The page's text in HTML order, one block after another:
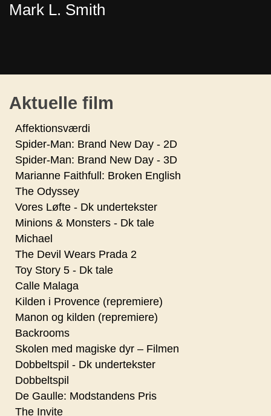
Mark L. Smith
Aktuelle film
Affektionsværdi
Spider-Man: Brand New Day - 2D
Spider-Man: Brand New Day - 3D
Marianne Faithfull: Broken English
The Odyssey
Vores Løfte - Dk undertekster
Minions & Monsters - Dk tale
Michael
The Devil Wears Prada 2
Toy Story 5 - Dk tale
Calle Malaga
Kilden i Provence (repremiere)
Manon og kilden (repremiere)
Backrooms
Skolen med magiske dyr – Filmen
Dobbeltspil - Dk undertekster
Dobbeltspil
De Gaulle: Modstandens Pris
The Invite